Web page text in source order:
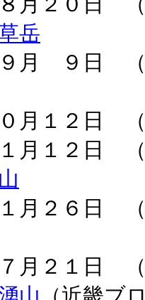
岳
月 ９日 （
０月１２日
１月１２日
１月２６日
月２１日 （